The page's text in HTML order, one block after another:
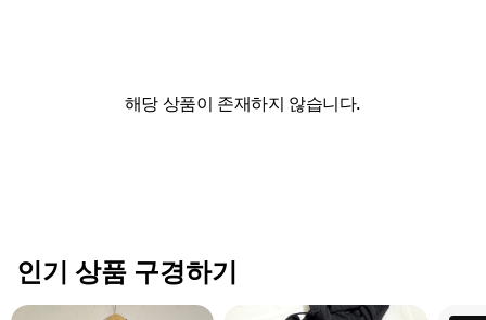
해당 상품이 존재하지 않습니다.
인기 상품 구경하기